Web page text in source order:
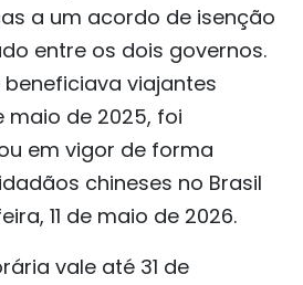
a um acordo de isenção
entre os dois governos.
viajantes
maio de 2025, foi
em vigor de forma
chineses no Brasil
11 de maio de 2026.
vale até 31 de